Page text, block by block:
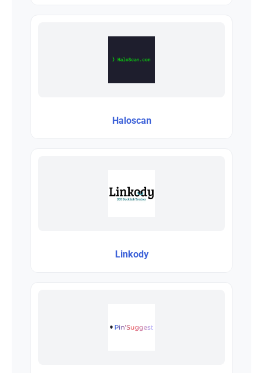
Haloscan
Linkody